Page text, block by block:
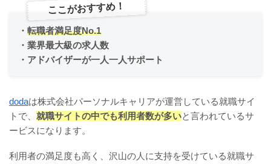
ここがおすすめ！
・ 転職者満足度No.1
・業界最大級の求人数
・アドバイザーが一人一人サポート
dodaは株式会社パーソナルキャリアが運営している就職サイ
トで、 就職サイトの中でも利用者数が多いと言われているサ
ービスになります。
利用者の満足度も高く、沢山の人に支持を受けている就職サ